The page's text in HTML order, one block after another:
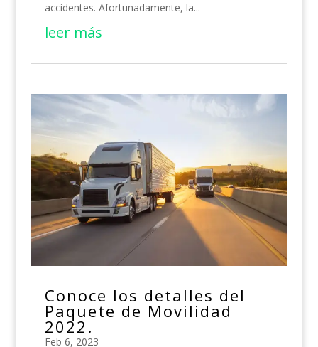
accidentes. Afortunadamente, la...
leer más
Conoce los detalles del
Paquete de Movilidad
2022.
Feb 6, 2023